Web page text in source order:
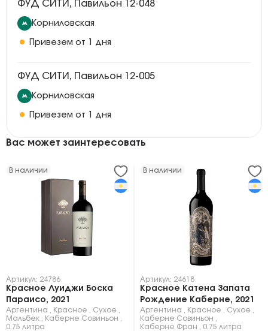
ФУД СИТИ, Павильон 12-048
Корниловская
Привезем от 1 дня
ФУД СИТИ, Павильон 12-005
Корниловская
Привезем от 1 дня
Вас может заинтересовать
В наличии
Артикул: 24786
Красное Луиджи Боска
Параисо, 2021
Аргентина Красное Сухое
Мальбек
Каберне Совиньон
0.75 литра
В наличии
Артикул: 24618
Красное Катена Запата
Рождение Каберне, 2021
Аргентина Красное Сухое
Каберне Совиньон
Каберне Фран
0.75 литра